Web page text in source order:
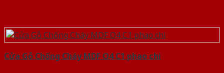
Cửa Gỗ Chống Cháy MDF O4 C1 phao chi